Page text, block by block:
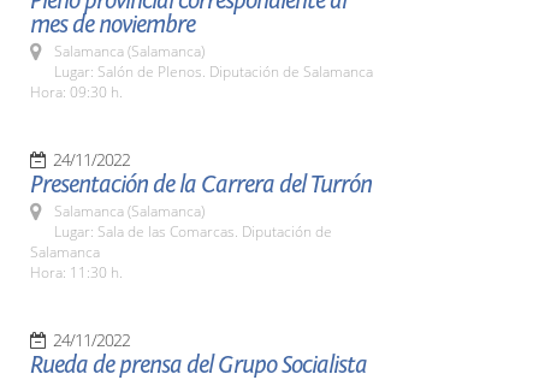
mes de noviembre
Salamanca (Salamanca)
Lugar: Salón de Plenos. Diputación de Salamanca
Hora: 09:30 h.
24/11/2022
Presentación de la Carrera del Turrón
Salamanca (Salamanca)
Lugar: Sala de las Comarcas. Diputación de
Salamanca
Hora: 11:30 h.
24/11/2022
Rueda de prensa del Grupo Socialista